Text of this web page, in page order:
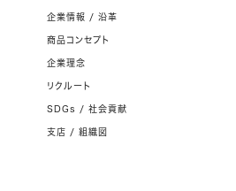
企業情報 / 沿革
商品コンセプト
企業理念
リクルート
SDGs / 社会貢献
支店 / 組織図